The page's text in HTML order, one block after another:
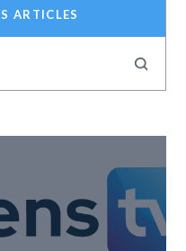
ARTICLES